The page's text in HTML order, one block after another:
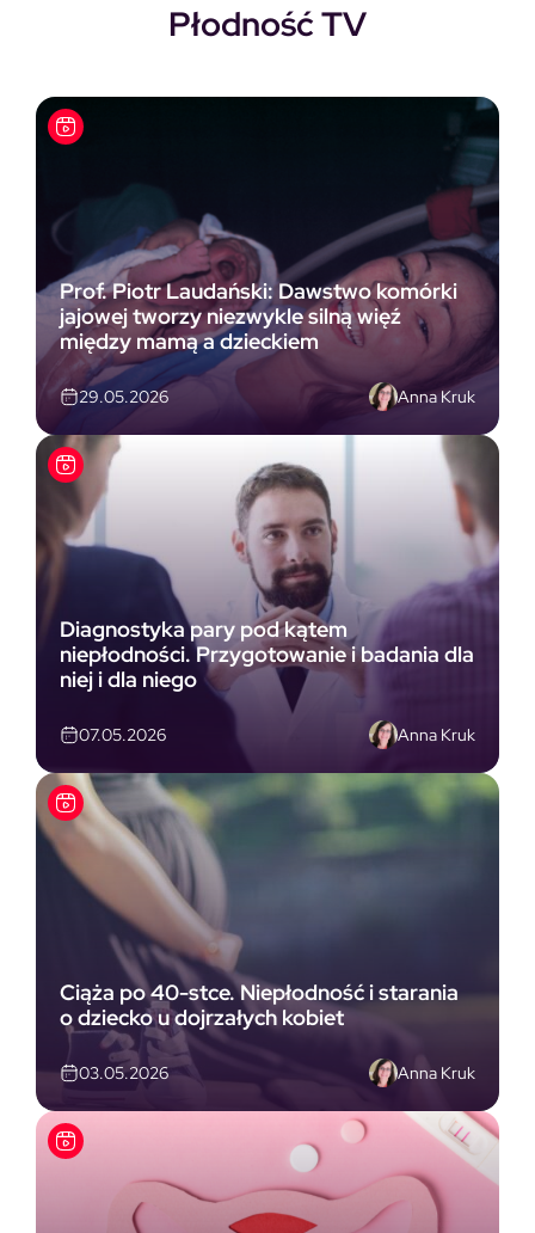
Płodność TV
Prof. Piotr Laudański: Dawstwo komórki
jajowej tworzy niezwykle silną więź
między mamą a dzieckiem
29.05.2026 Anna Kruk
Diagnostyka pary pod kątem
niepłodności. Przygotowanie i badania dla
niej i dla niego
07.05.2026 Anna Kruk
Ciąża po 40-stce. Niepłodność i starania
o dziecko u dojrzałych kobiet
03.05.2026 Anna Kruk